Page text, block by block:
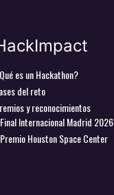
es un Hackathon?
del reto
y reconocimientos
Internacional Madrid 2026
Houston Space Center